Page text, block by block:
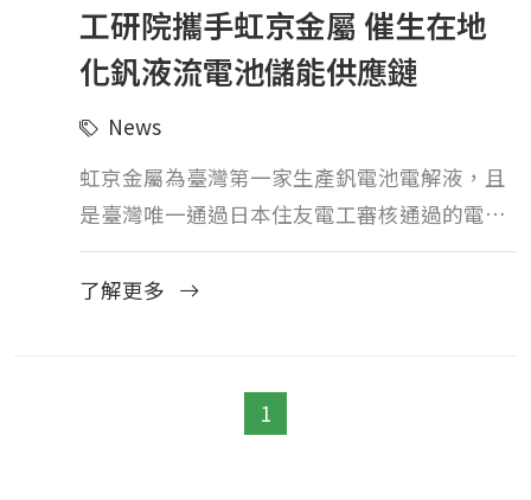
工研院攜手虹京金屬 催生在地
化釩液流電池儲能供應鏈
News
虹京金屬為臺灣第一家生產釩電池電解液，且
是臺灣唯一通過日本住友電工審核通過的電解
液供應商
了解更多
1